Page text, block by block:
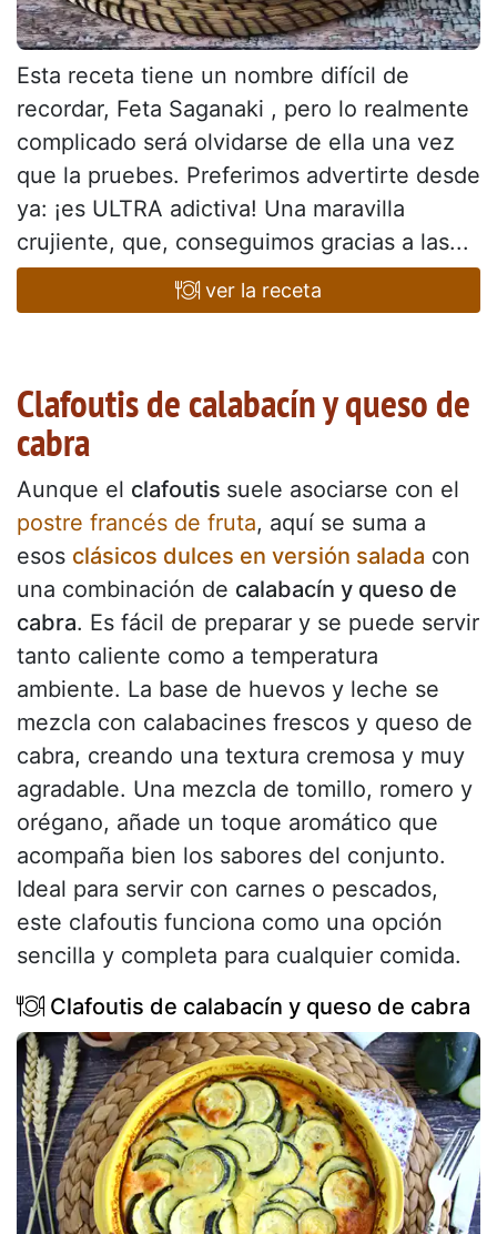
Esta receta tiene un nombre difícil de
recordar, Feta Saganaki , pero lo realmente
complicado será olvidarse de ella una vez
que la pruebes. Preferimos advertirte desde
ya: ¡es ULTRA adictiva! Una maravilla
crujiente, que, conseguimos gracias a las...
ver la receta
Clafoutis de calabacín y queso de
cabra
Aunque el clafoutis suele asociarse con el
postre francés de fruta, aquí se suma a
esos clásicos dulces en versión salada con
una combinación de calabacín y queso de
cabra. Es fácil de preparar y se puede servir
tanto caliente como a temperatura
ambiente. La base de huevos y leche se
mezcla con calabacines frescos y queso de
cabra, creando una textura cremosa y muy
agradable. Una mezcla de tomillo, romero y
orégano, añade un toque aromático que
acompaña bien los sabores del conjunto.
Ideal para servir con carnes o pescados,
este clafoutis funciona como una opción
sencilla y completa para cualquier comida.
Clafoutis de calabacín y queso de cabra